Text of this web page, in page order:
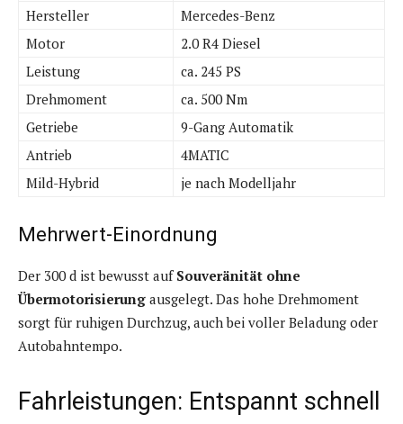
Hersteller
Mercedes-Benz
Motor
2.0 R4 Diesel
Leistung
ca. 245 PS
Drehmoment
ca. 500 Nm
Getriebe
9-Gang Automatik
Antrieb
4MATIC
Mild-Hybrid
je nach Modelljahr
Mehrwert-Einordnung
Der 300 d ist bewusst auf Souveränität ohne
Übermotorisierung ausgelegt. Das hohe Drehmoment
sorgt für ruhigen Durchzug, auch bei voller Beladung oder
Autobahntempo.
Fahrleistungen: Entspannt schnell